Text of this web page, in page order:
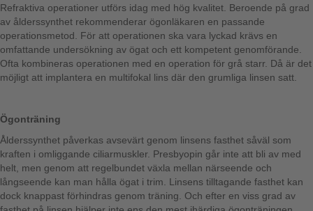
Refraktiva operationer utförs idag med hög kvalitet. Beroende på grad
av ålderssynthet rekommenderar ögonläkaren en passande
operationsmetod. För att operationen ska vara lyckad krävs en
omfattande undersökning av ögat och ett kompetent genomförande.
Ofta kombineras operationen med en operation för grå starr. Då är det
möjligt att implantera en multifokal lins där den grumliga linsen satt.
Ögonträning
Ålderssynthet påverkas avsevärt genom linsens fasthet såväl som
kraften i omliggande ciliarmuskler. Presbyopin går inte att bli av med
helt, men genom att regelbundet växla mellan närseende och
långseende kan man hålla ögat i trim. Linsens tilltagande fasthet kan
dock knappast förhindras genom träning. Och efter en viss grad av